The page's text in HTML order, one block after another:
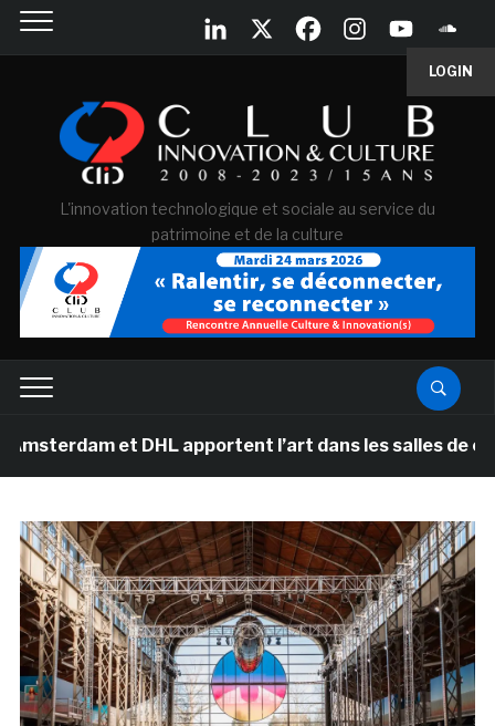
LOGIN
L'innovation technologique et sociale au service du
patrimoine et de la culture
et DHL apportent l’art dans les salles de classe